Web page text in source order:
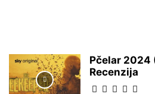
Pčelar 2024
Recenzija